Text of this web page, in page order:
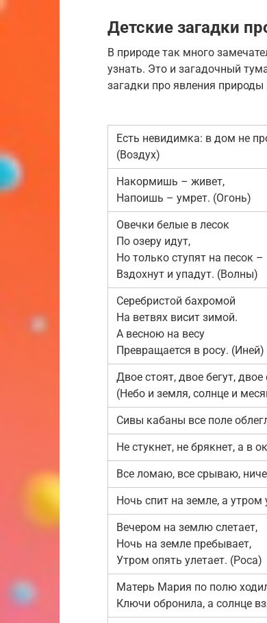
Детские загадки
В природе так много
узнать. Это и загадочный
загадки про явления
Есть невидимка: в дом не
(Воздух)
Накормишь – живет,
Напоишь – умрет. (Огонь)
Овечки белые в лесок
По озеру идут,
Но только ступят на песок –
Вздохнут и упадут. (Волны)
Серебристой бахромой
На ветвях висит зимой.
А весною на весу
Превращается в росу. (Иней)
Двое стоят, двое бегут,
(Небо и земля, солнце и
Сивы кабаны все поле
Не стукнет, не брякнет, а в
Все ломаю, все срываю,
Ночь спит на земле, а утром
Вечером на землю слетает,
Ночь на земле пребывает,
Утром опять улетает. (Роса)
Матерь Мария по полю
Ключи обронила, а солнце